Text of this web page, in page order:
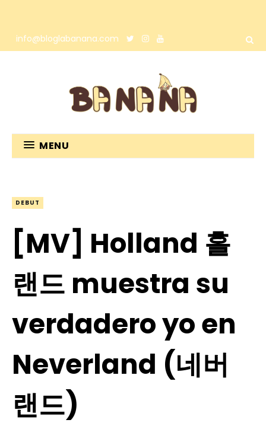
info@bloglabanana.com
MENU
DEBUT
[MV] Holland 홀
랜드 muestra su
verdadero yo en
Neverland (네버
랜드)